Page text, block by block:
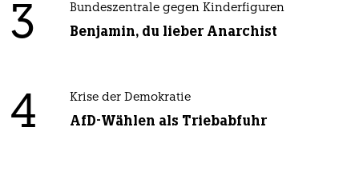
3 Bundeszentrale gegen Kinderfiguren
Benjamin, du lieber Anarchist
4 Krise der Demokratie
AfD-Wählen als Triebabfuhr